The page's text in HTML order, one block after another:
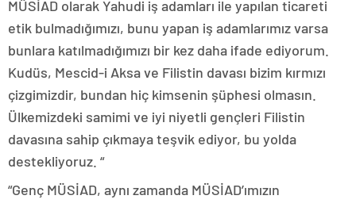
MÜSİAD olarak Yahudi iş adamları ile yapılan ticareti
etik bulmadığımızı, bunu yapan iş adamlarımız varsa
bunlara katılmadığımızı bir kez daha ifade ediyorum.
Kudüs, Mescid-i Aksa ve Filistin davası bizim kırmızı
çizgimizdir, bundan hiç kimsenin şüphesi olmasın.
Ülkemizdeki samimi ve iyi niyetli gençleri Filistin
davasına sahip çıkmaya teşvik ediyor, bu yolda
destekliyoruz. “
“Genç MÜSİAD, aynı zamanda MÜSİAD’ımızın